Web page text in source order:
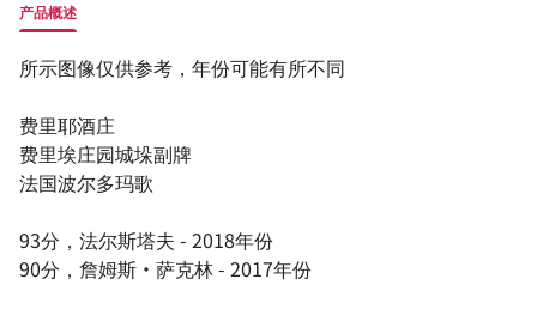
产品概述
所示图像仅供参考，年份可能有所不同
费里耶酒庄
费里埃庄园城垛副牌
法国波尔多玛歌
93分，法尔斯塔夫 - 2018年份
90分，詹姆斯·萨克林 - 2017年份